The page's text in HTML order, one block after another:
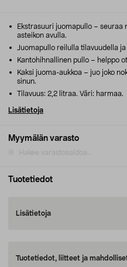
Myymälän varasto
Hakee varastosaldoa...
Ekstrasuuri juomapullo – seuraa
asteikon avulla.
Juomapullo reilulla tilavuudella
Kantohihnallinen pullo – helppo
Kaksi juoma-aukkoa – juo joko
sinun.
Tilavuus: 2,2 litraa. Väri: harmaa.
Lisätietoja
Tuotetiedot
Lisätietoja
Tuotetiedot, liitteet ja